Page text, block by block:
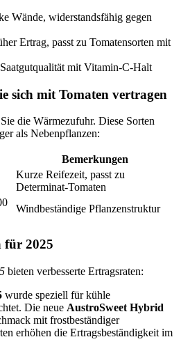
Wände, widerstandsfähig gegen
Ertrag, passt zu Tomatensorten mit
mit Vitamin-C-Halt
sich mit Tomaten vertragen
die Wärmezufuhr. Diese Sorten
als Nebenpflanzen:
Bemerkungen
Kurze Reifezeit, passt zu
Determinat-Tomaten
Windbeständige Pflanzenstruktur
für 2025
bieten verbesserte Ertragsraten:
wurde speziell für kühle
Die neue AustroSweet Hybrid
mit frostbeständiger
erhöhen die Ertragsbeständigkeit im